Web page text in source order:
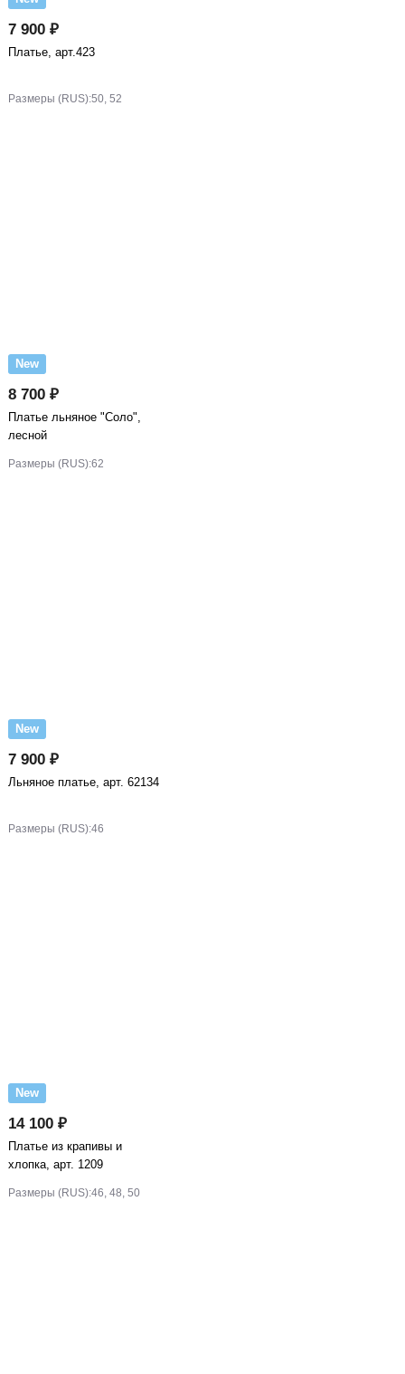
7 900 ₽
Платье, арт.423
Размеры (RUS):50, 52
New
8 700 ₽
Платье льняное "Соло",
лесной
Размеры (RUS):62
New
7 900 ₽
Льняное платье, арт. 62134
Размеры (RUS):46
New
14 100 ₽
Платье из крапивы и
хлопка, арт. 1209
Размеры (RUS):46, 48, 50